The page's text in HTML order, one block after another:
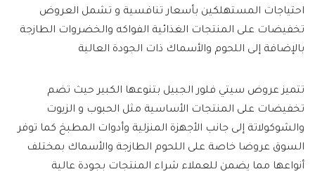
احتياجات المستهلكين بأسعار تنافسية و تشمل العروض
تخفيضات على المنتجات الغذائية الفواكه والخضروات الطازجة
بالإضافة إلى اللحوم والأسماك ذات الجودة العالية
تتميز عروض سيتي فلور الجبيل بتنوعها الكبير حيث تضم
تخفيضات على المنتجات الأساسية مثل الحبوب و الزيوت
والشوكولاتة إلى جانب الأجهزة المنزلية وأدوات المطبخ كما توفر
السوق عروضا خاصة على اللحوم الطازجة والأسماك بمختلف
أنواعها مما يضمن للعملاء شراء المنتجات بجودة عالية